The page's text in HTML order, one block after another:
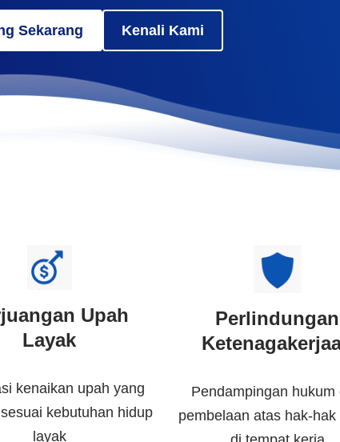
Sekarang Kenali Kami
Upah
Layak
kenaikan upah yang
kebutuhan hidup
layak
Perlindungan
Pendampingan hukum
pembelaan atas hak-hak